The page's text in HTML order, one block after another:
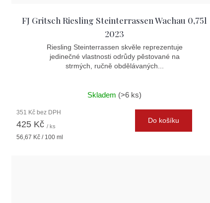
FJ Gritsch Riesling Steinterrassen Wachau 0,75l
2023
Riesling Steinterrassen skvěle reprezentuje
jedinečné vlastnosti odrůdy pěstované na
strmých, ručně obdělávaných...
Skladem (>6 ks)
351 Kč bez DPH
425 Kč/ ks
Měrná
56,67 Kč / 100 ml
Do košíku